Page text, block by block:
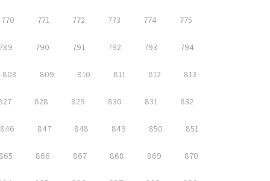
770 771 772 773 774 775
790 791 792 793 794
808 809 810 811 812 813
828 829 830 831 832
846 847 848 849 850 851
866 867 868 869 870